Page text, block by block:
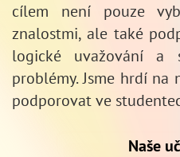
cílem není pouze
znalostmi, ale také
logické uvažování a
problémy. Jsme hrdí
podporovat ve
Naše